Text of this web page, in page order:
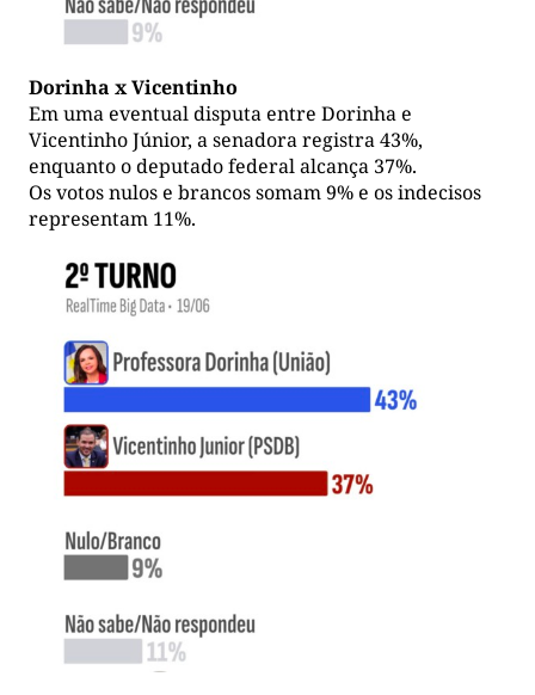
Dorinha x Vicentinho
Em uma eventual disputa entre Dorinha e
Vicentinho Júnior, a senadora registra 43%,
enquanto o deputado federal alcança 37%.
Os votos nulos e brancos somam 9% e os indecisos
representam 11%.